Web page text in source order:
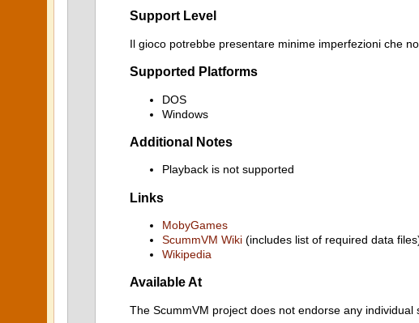
Support Level
Il gioco potrebbe presentare minime imperfezioni che
Supported Platforms
DOS
Windows
Additional Notes
Playback is not supported
Links
MobyGames
ScummVM Wiki (includes list of required data
Wikipedia
Available At
The ScummVM project does not endorse any